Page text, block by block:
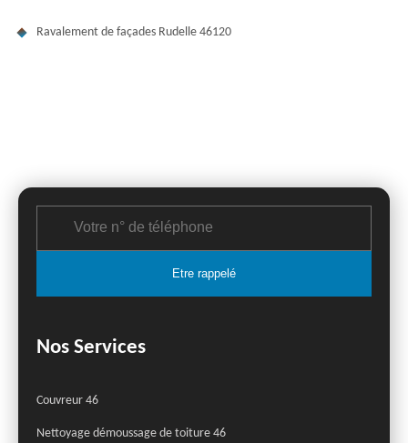
Ravalement de façades Rudelle 46120
Nos Services
Couvreur 46
Nettoyage démoussage de toiture 46